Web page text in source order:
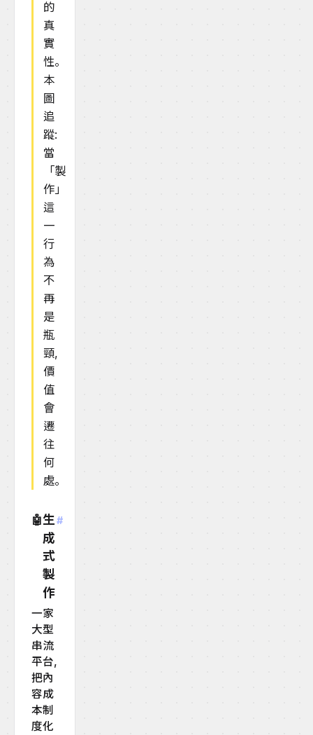
的
真
實
性。
本
圖
追
蹤:
當
「製
作」
這
一
行
為
不
再
是
瓶
頸,
價
值
會
遷
往
何
處。
🤖生
成
式
製
作
#
一家
大型
串流
平台,
把內
容成
本制
度化